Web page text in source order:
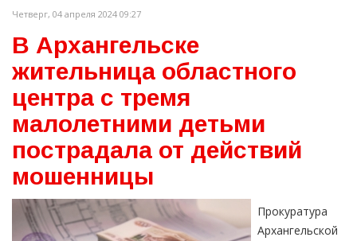
Четверг, 04 апреля 2024 09:27
В Архангельске
жительница областного
центра с тремя
малолетними детьми
пострадала от действий
мошенницы
Прокуратура
Архангельской